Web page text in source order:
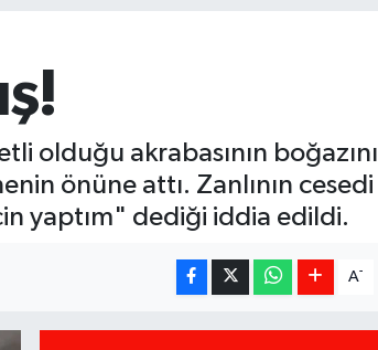
olduğu akrabasının boğazını
önüne attı. Zanlının cesedi
yaptım" dediği iddia edildi.
A-